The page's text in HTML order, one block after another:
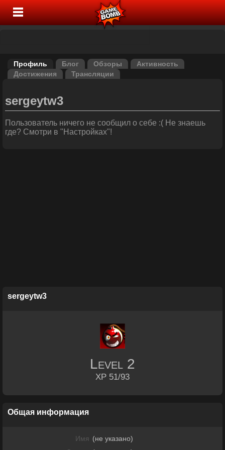
Профиль Блог Обзоры
Активность
Достижения
Трансляции
sergeytw3
Пользователь ничего не сообщил о себе :( Не знаешь
где? Смотри в "Настройках"!
sergeytw3
Level 2
XP 51/93
Общая информация
Имя (не указано)